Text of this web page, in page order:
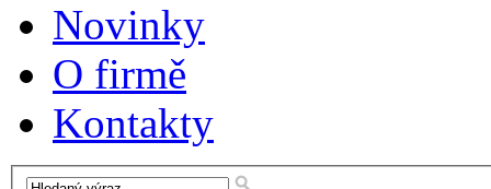
Novinky
O firmě
Kontakty